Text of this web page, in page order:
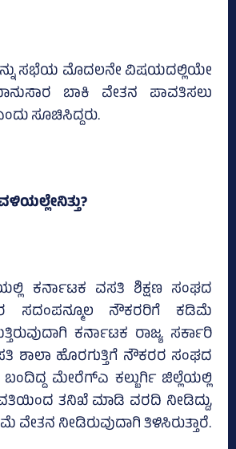
ಸಭೆಯ ಮೊದಲನೇ ವಿಷಯದಲ್ಲಿಯೇ
ಬಾಕಿ ವೇತನ ಪಾವತಿಸಲು
ಸೂಚಿಸಿದ್ದರು.
ಕರ್ನಾಟಕ ವಸತಿ ಶಿಕ್ಷಣ ಸಂಘದ
ಸದಂಪನ್ಮೂಲ ನೌಕರರಿಗೆ ಕಡಿಮೆ
ಕರ್ನಾಟಕ ರಾಜ್ಯ ಸರ್ಕಾರಿ
ಶಾಲಾ ಹೊರಗುತ್ತಿಗೆ ನೌಕರರ ಸಂಘದ
ಮೇರೆಗ್ಎ ಕಲ್ಬುರ್ಗಿ ಜಿಲ್ಲೆಯಲ್ಲಿ
ತನಿಖೆ ಮಾಡಿ ವರದಿ ನೀಡಿದ್ದು,
ವೇತನ ನೀಡಿರುವುದಾಗಿ ತಿಳಿಸಿರುತ್ತಾರೆ.